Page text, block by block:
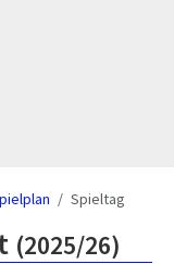
Spieltag
(2025/26)